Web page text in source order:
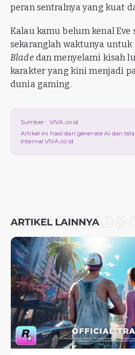
peran sentralnya yang kuat
Kalau kamu belum kenal Eve
sekaranglah waktunya untuk
Bladedan menyelami kisah
karakter yang kini menjadi
dunia gaming.
Sumber : VIVA.co.id
Artikel ini hasil dari generate AI dan
internal VIVA.co.id